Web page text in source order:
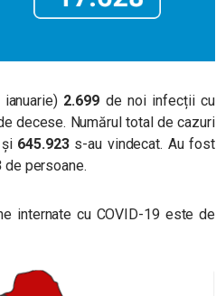
2.699 de noi infecții cu
decese. Numărul total de cazuri
645.923s-au vindecat. Au fost
de persoane.
internate cu COVID-19 este de